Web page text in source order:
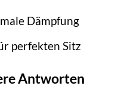
Dämpfung
perfekten Sitz
Antworten